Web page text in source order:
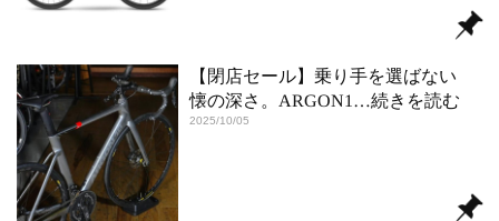
【閉店セール】乗り手を選ばない
懐の深さ。ARGON1 …続きを読む
2025/10/05